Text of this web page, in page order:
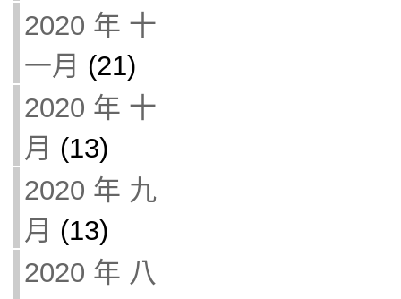
2020 年 十
一月 (21)
2020 年 十
月 (13)
2020 年 九
月 (13)
2020 年 八